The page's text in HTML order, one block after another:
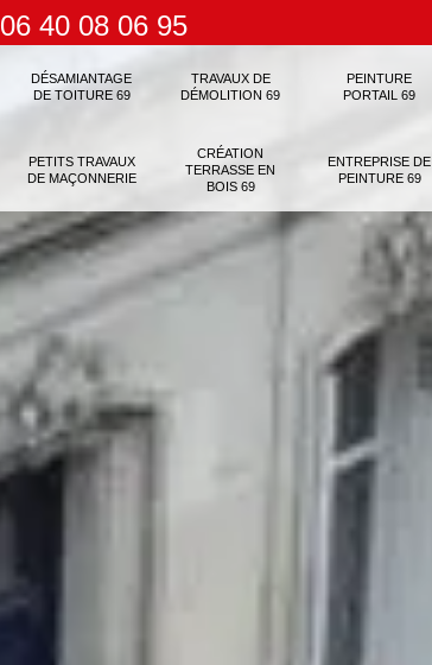
06 40 08 06 95
DÉSAMIANTAGE
DE TOITURE 69
TRAVAUX DE
DÉMOLITION 69
PEINTURE
PORTAIL 69
PETITS TRAVAUX
DE MAÇONNERIE
CRÉATION
TERRASSE EN
BOIS 69
ENTREPRISE DE
PEINTURE 69